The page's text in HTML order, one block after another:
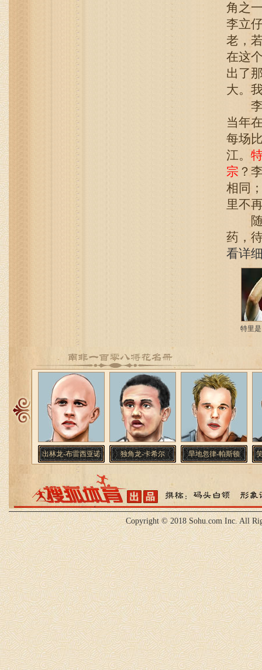
角之
李立
老，
在这
出了
大。
李
当年
每场
江。
宗 ？
相同
里不
随
药，
看详
特里
出林龙-布雷西亚诺 独角龙-卡希尔 旱地忽律-帕斯顿
Copyright © 2018 Sohu.com Inc. All